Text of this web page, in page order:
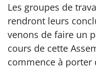
Les groupes de
rendront leurs
venons de faire un
cours de cette
commence à